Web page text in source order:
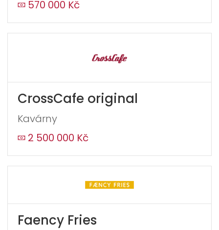
570 000 Kč
CrossCafe original
Kavárny
2 500 000 Kč
Faency Fries